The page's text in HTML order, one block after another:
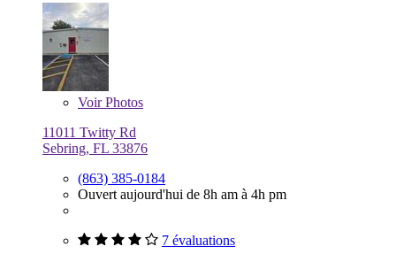
VoirPhotos
11011 Twitty Rd
Sebring, FL 33876
(863) 385-0184
Ouvert aujourd'hui de 8h am à 4h pm
7 évaluations